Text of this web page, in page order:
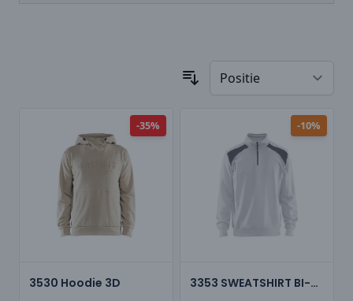
-35%
3530 Hoodie 3D
-10%
3353 SWEATSHIRT BI-COLOUR MET HALVE RITS